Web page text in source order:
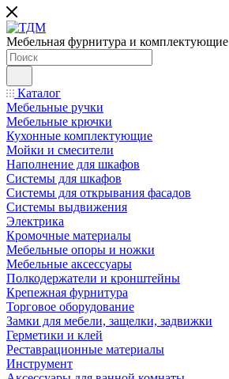
Мебельная фурнитура и комплектующие
Каталог
Мебельные ручки
Мебельные крючки
Кухонные комплектующие
Мойки и смесители
Наполнение для шкафов
Cистемы для шкафов
Системы для открывания фасадов
Системы выдвижения
Электрика
Кромочные материалы
Мебельные опоры и ножки
Мебельные аксессуары
Полкодержатели и кронштейны
Крепежная фурнитура
Торговое оборудование
Замки для мебели, защелки, задвижки
Герметики и клей
Реставрационные материалы
Инструмент